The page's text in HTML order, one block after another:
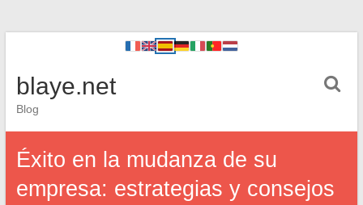
blaye.net
Blog
Éxito en la mudanza de su
empresa: estrategias y consejos